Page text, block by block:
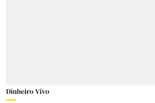
Dinheiro Vivo